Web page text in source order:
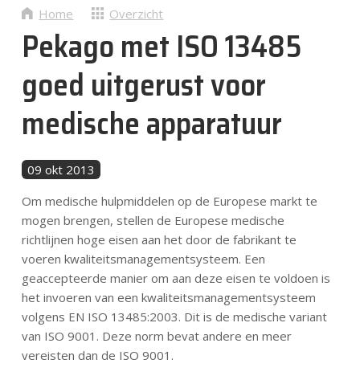
Nieuws
NL
Home Overzicht
Pekago met ISO 13485
goed uitgerust voor
medische apparatuur
09 okt 2013
Om medische hulpmiddelen op de Europese markt te
mogen brengen, stellen de Europese medische
richtlijnen hoge eisen aan het door de fabrikant te
voeren kwaliteitsmanagementsysteem. Een
geaccepteerde manier om aan deze eisen te voldoen is
het invoeren van een kwaliteitsmanagementsysteem
volgens EN ISO 13485:2003. Dit is de medische variant
van ISO 9001. Deze norm bevat andere en meer
vereisten dan de ISO 9001.